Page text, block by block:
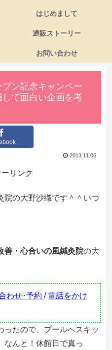
はじめまして
通販ストーリー
お問い合わせ
プン記念キャンペー
て面白い企画を考
2013.11.06
リンク
院の大野沙織です＾＾いつ
善・心合いの風鍼灸院の大
わせ･予約/ 電話をかけ
ったので、プールへスキッ
なんと！休館日で真っ